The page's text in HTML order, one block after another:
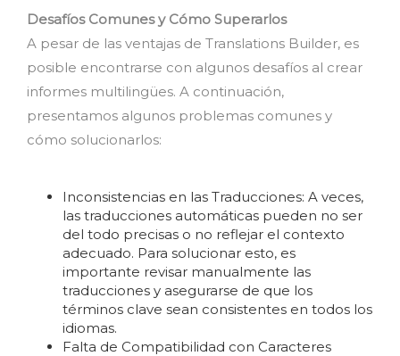
Desafíos Comunes y Cómo Superarlos
A pesar de las ventajas de Translations Builder, es
posible encontrarse con algunos desafíos al crear
informes multilingües. A continuación,
presentamos algunos problemas comunes y
cómo solucionarlos:
Inconsistencias en las Traducciones: A veces,
las traducciones automáticas pueden no ser
del todo precisas o no reflejar el contexto
adecuado. Para solucionar esto, es
importante revisar manualmente las
traducciones y asegurarse de que los
términos clave sean consistentes en todos los
idiomas.
Falta de Compatibilidad con Caracteres